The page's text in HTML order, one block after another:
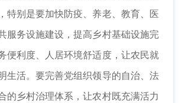
特别是要加快防疫、养老、教育、医
服务设施建设，提高乡村基础设施完
便利度、人居环境舒适度，让农民就
生活。要完善党组织领导的自治、法
的乡村治理体系，让农村既充满活力